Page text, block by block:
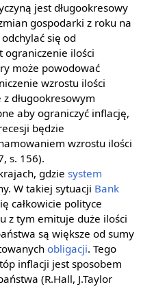
jest długookresowy
gospodarki z roku na
się od
ograniczenie ilości
może powodować
wzrostu ilości
długookresowym
aby ograniczyć inflację,
będzie
wzrostu ilości
s. 156).
gdziesystem
W takiej sytuacji Bank
całkowicie polityce
z tym emituje duże ilości
są większe od sumy
obligacji. Tego
inflacji jest sposobem
(R.Hall, J.Taylor